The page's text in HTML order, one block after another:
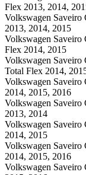
Flex 2013, 2014,
Volkswagen Saveiro
2013, 2014, 2015
Volkswagen
Flex 2014, 2015
Volkswagen Saveiro
Total Flex 2014,
Volkswagen Saveiro
2014, 2015, 2016
Volkswagen Saveiro
2013, 2014
Volkswagen Saveiro
2014, 2015
Volkswagen Saveiro
2014, 2015, 2016
Volkswagen Saveiro